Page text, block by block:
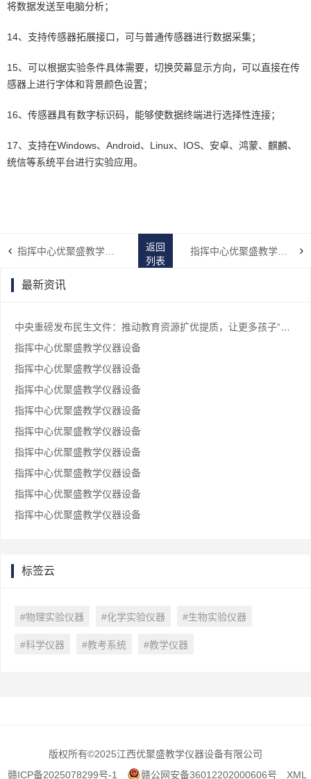
将数据发送至电脑分析；
14、支持传感器拓展接口，可与普通传感器进行数据采集；
15、可以根据实验条件具体需要，切换荧幕显示方向，可以直接在传
感器上进行字体和背景颜色设置；
16、传感器具有数字标识码，能够使数据终端进行选择性连接；
17、支持在Windows、Android、Linux、IOS、安卓、鸿蒙、麒麟、
统信等系统平台进行实验应用。
返回
列表
最新资讯
指挥中心优聚盛教学仪器设备
指挥中心优聚盛教学仪器设备
指挥中心优聚盛教学仪器设备
指挥中心优聚盛教学仪器设备
指挥中心优聚盛教学仪器设备
指挥中心优聚盛教学仪器设备
指挥中心优聚盛教学仪器设备
指挥中心优聚盛教学仪器设备
指挥中心优聚盛教学仪器设备
标签云
#物理实验仪器 #化学实验仪器 #生物实验仪器
#科学仪器 #教考系统 #教学仪器
版权所有©2025江西优聚盛教学仪器设备有限公司
赣ICP备2025078299号-1
赣公网安备36012202000606号 XML